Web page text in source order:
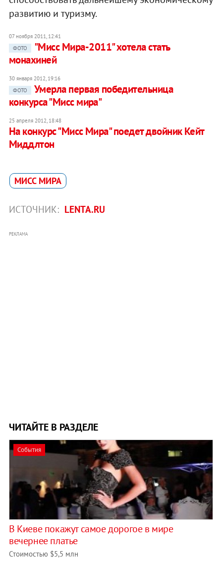
развитию и туризму.
07 ноября 2011, 12:41
ФОТО
"Мисс Мира-2011" хотела стать
монахиней
30 января 2012, 19:16
ФОТО
Умерла первая победительница
конкурса "Мисс мира"
25 апреля 2012, 18:48
На конкурс "Мисс Мира" поедет двойник Кейт
Миддлтон
МИСС МИРА
ИСТОЧНИК: LENTA.RU
РЕКЛАМА
ЧИТАЙТЕ В РАЗДЕЛЕ
События
В Киеве покажут самое дорогое в мире
вечернее платье
Стоимостью $5,5 млн